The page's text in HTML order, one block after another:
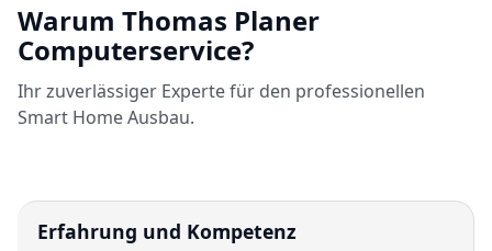
Warum Thomas Planer
Computerservice?
Ihr zuverlässiger Experte für den professionellen
Smart Home Ausbau.
Erfahrung und Kompetenz